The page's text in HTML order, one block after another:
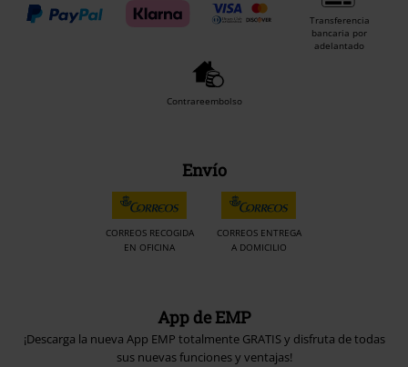
Transferencia
bancaria por
adelantado
Contrareembolso
Envío
CORREOS RECOGIDA
EN OFICINA
CORREOS ENTREGA
A DOMICILIO
App de EMP
¡Descarga la nueva App EMP totalmente GRATIS y disfruta de todas
sus nuevas funciones y ventajas!